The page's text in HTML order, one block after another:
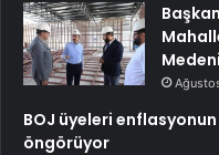
BOJ üyeleri
öngörüyor